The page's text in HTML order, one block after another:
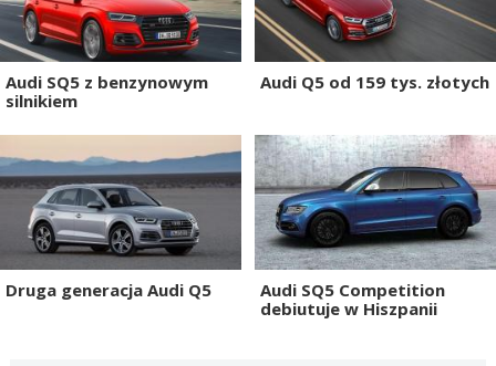
Audi SQ5 z benzynowym
silnikiem
Audi Q5 od 159 tys. złotych
Druga generacja Audi Q5
Audi SQ5 Competition
debiutuje w Hiszpanii